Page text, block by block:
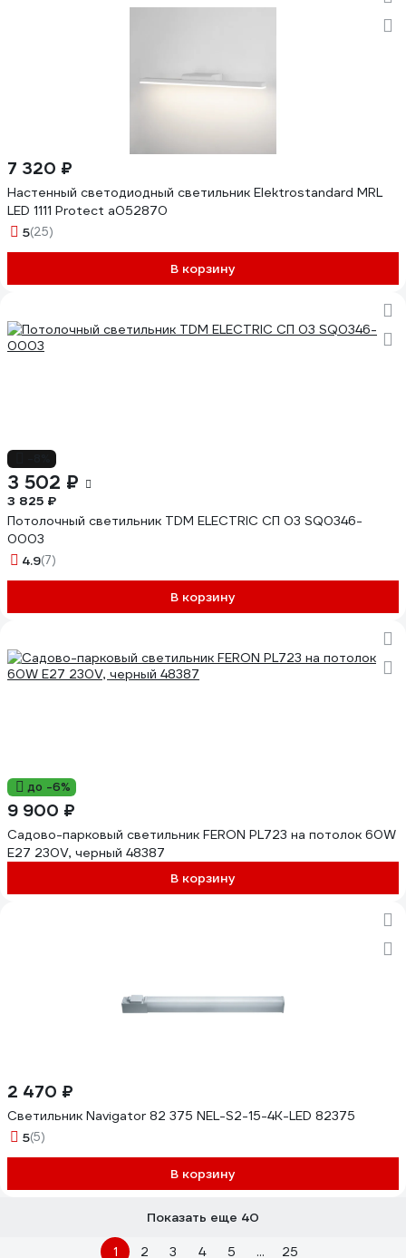
7 320 ₽
Настенный светодиодный светильник Elektrostandard MRL
LED 1111 Protect a052870
5(25)
В корзину
3 502 ₽
3 825 ₽
Потолочный светильник TDM ELECTRIC СП 03 SQ0346-
0003
4.9(7)
В корзину
до -6%
9 900 ₽
Садово-парковый светильник FERON PL723 на потолок 60W
E27 230V, черный 48387
В корзину
2 470 ₽
Светильник Navigator 82 375 NEL-S2-15-4K-LED 82375
5(5)
В корзину
Показать еще 40
1 2 3 4 5 ... 25